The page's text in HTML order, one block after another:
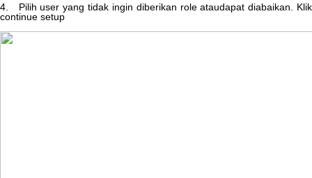
4 Pilih user yang tidak ingin diberikan role ataudapat diabaikan
Klik
continue setup